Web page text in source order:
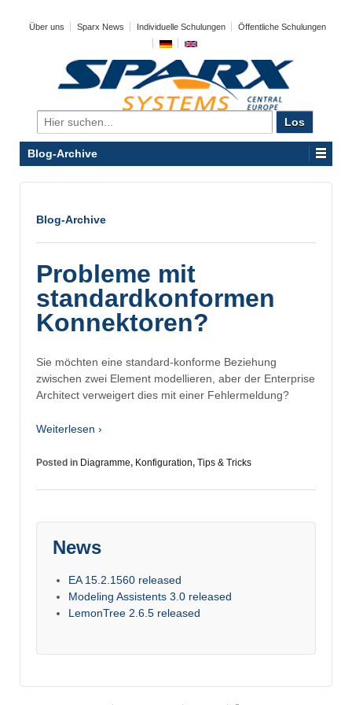
Über uns Sparx News Individuelle Schulungen Öffentliche Schulungen
Search
for:
Blog-Archive
Blog-Archive
Probleme mit
standardkonformen
Konnektoren?
Sie möchten eine standard-konforme Beziehung
zwischen zwei Element modellieren, aber der Enterprise
Architect verweigert dies mit einer Fehlermeldung?
Weiterlesen ›
Posted in Diagramme, Konfiguration, Tips & Tricks
News
EA 15.2.1560 released
Modeling Assistents 3.0 released
LemonTree 2.6.5 released